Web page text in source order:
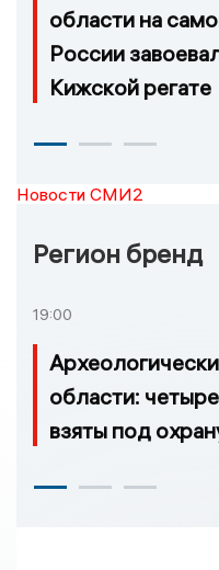
области на
России
Кижской регате
Новости СМИ2
Регион бренд
19:00
области:
взяты под